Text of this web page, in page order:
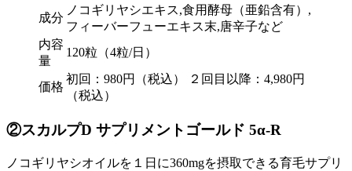
成分
ノコギリヤシエキス,食用酵母（亜鉛含有）,
フィーバーフューエキス末,唐辛子など
内容
量
120粒（4粒/日）
価格
初回：980円（税込） ２回目以降：4,980円
（税込）
②スカルプD サプリメントゴールド 5α-R
ノコギリヤシオイルを１日に360mgを摂取できる育毛サプリ